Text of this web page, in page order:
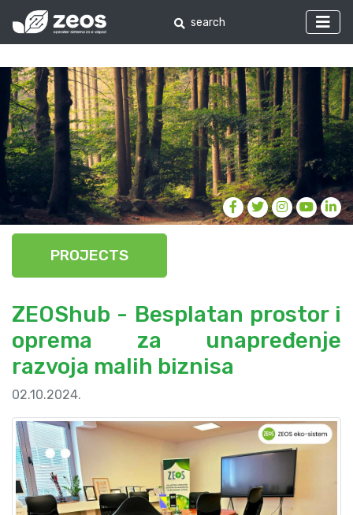
PROJECTS
ZEOShub - Besplatan prostor i
oprema za unapređenje
razvoja malih biznisa
02.10.2024.